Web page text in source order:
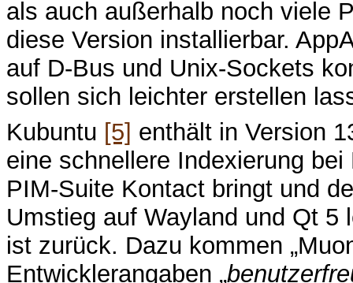
als auch außerhalb noch viele
diese Version installierbar.
auf D-Bus und Unix-Sockets
sollen sich leichter erstellen
Kubuntu [5] enthält in Version
eine schnellere Indexierung
PIM-Suite Kontact bringt und
Umstieg auf Wayland und Qt
ist zurück. Dazu kommen
Entwicklerangaben „